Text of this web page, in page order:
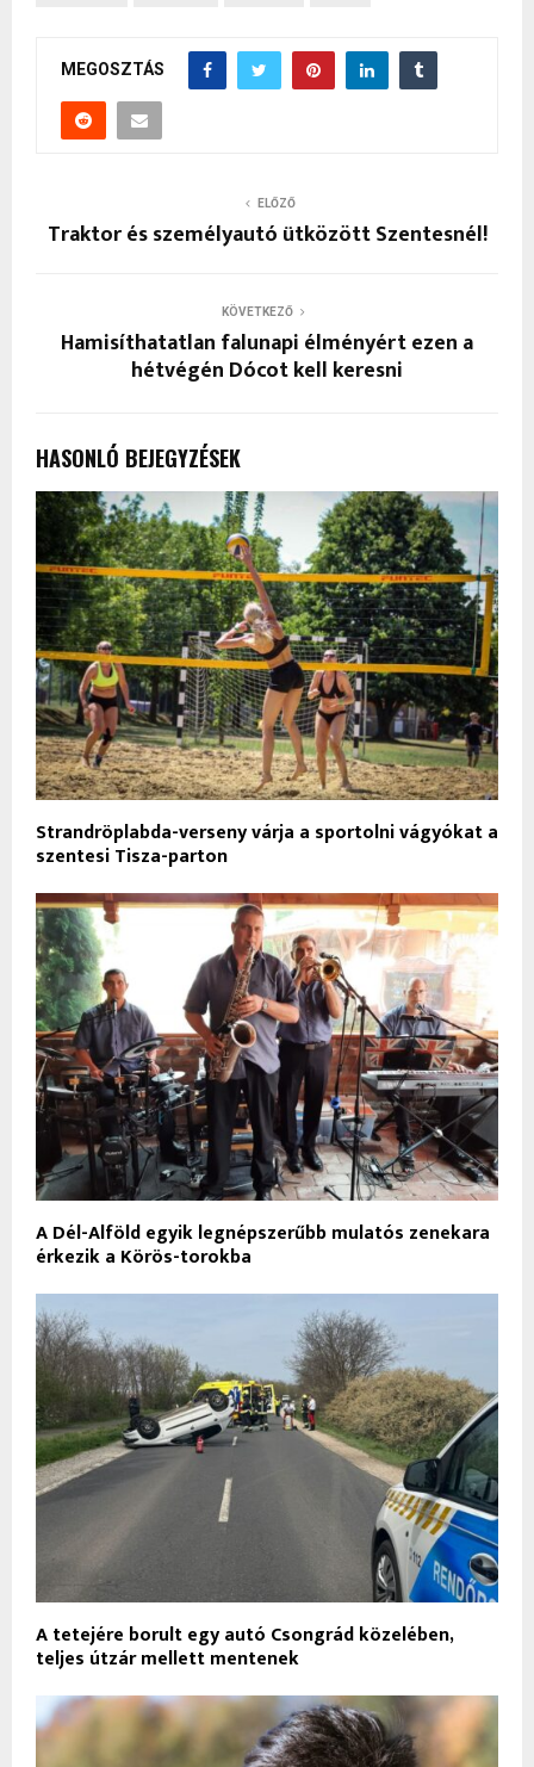
MEGOSZTÁS
ELŐZŐ
Traktor és személyautó ütközött Szentesnél!
KÖVETKEZŐ
Hamisíthatatlan falunapi élményért ezen a
hétvégén Dócot kell keresni
HASONLÓ BEJEGYZÉSEK
Strandröplabda-verseny várja a sportolni vágyókat a
szentesi Tisza-parton
A Dél-Alföld egyik legnépszerűbb mulatós zenekara
érkezik a Körös-torokba
A tetejére borult egy autó Csongrád közelében,
teljes útzár mellett mentenek